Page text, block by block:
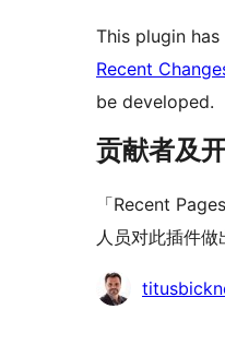
This plugin
Recent
be developed.
贡献者及
「Recent
人员对此插件做
贡